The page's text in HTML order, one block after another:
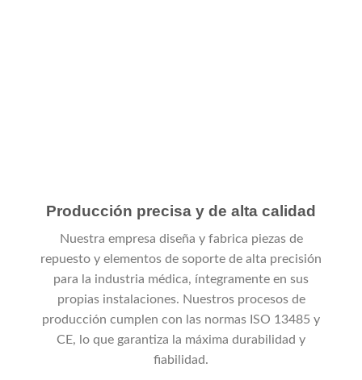
Producción precisa y de alta calidad
Nuestra empresa diseña y fabrica piezas de
repuesto y elementos de soporte de alta precisión
para la industria médica, íntegramente en sus
propias instalaciones. Nuestros procesos de
producción cumplen con las normas ISO 13485 y
CE, lo que garantiza la máxima durabilidad y
fiabilidad.